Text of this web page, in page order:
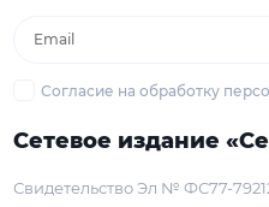
Согласие на обработку
Сетевое издание
Свидетельство Эл № ФС77-